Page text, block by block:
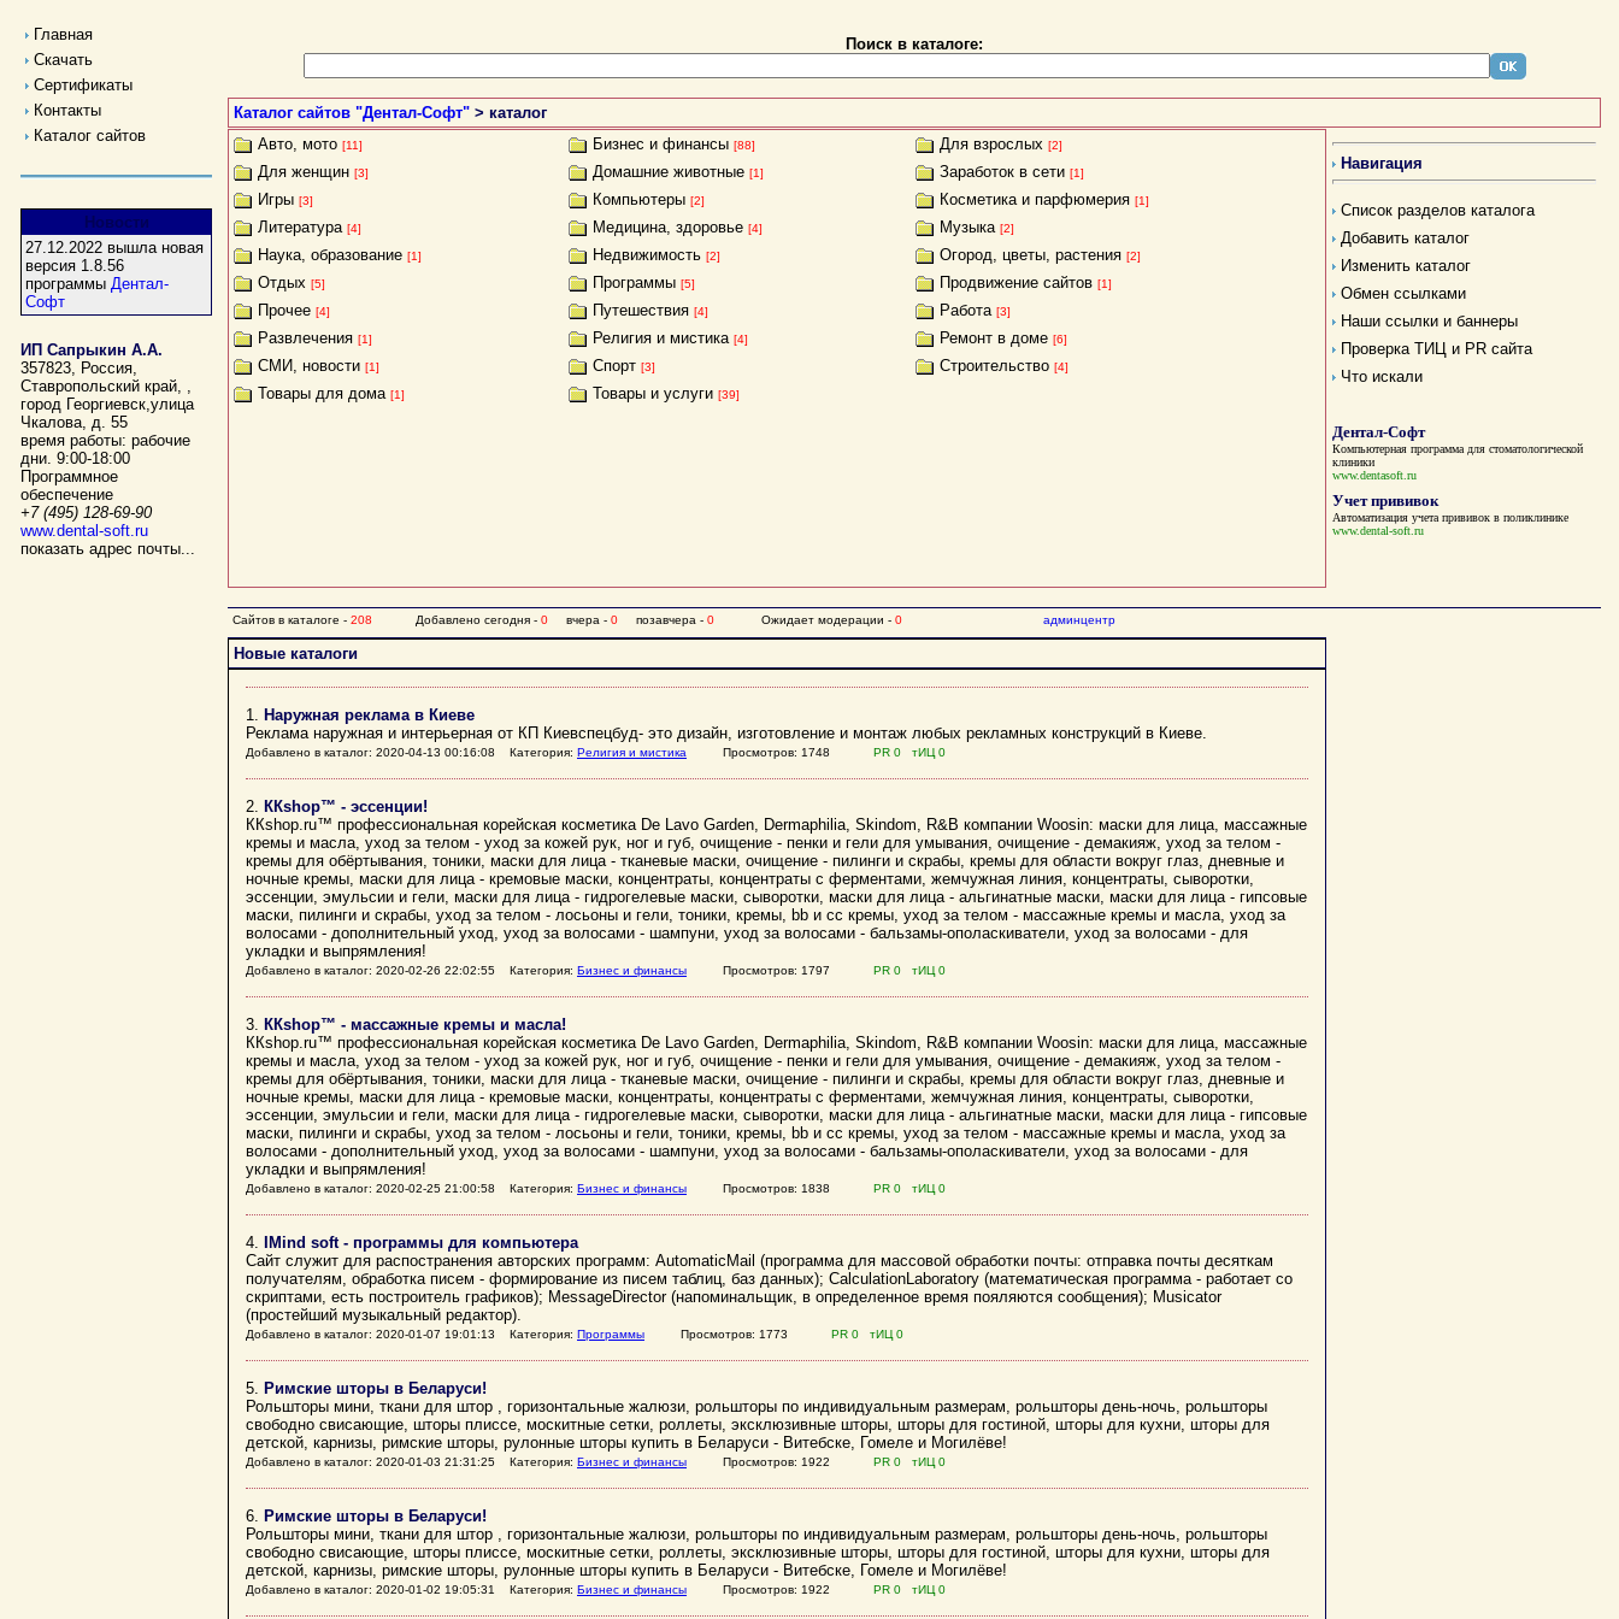
Главная
Скачать
Сертификаты
Контакты
Каталог сайтов
Новости
27.12.2022 вышла новая
версия 1.8.56
программы Дентал-
Софт
ИП Сапрыкин А.А.
357823, Россия,
Ставропольский край, ,
город Георгиевск,улица
Чкалова, д. 55
время работы: рабочие
дни. 9:00-18:00
Программное
обеспечение
+7 (495) 128-69-90
www.dental-soft.ru
показать адрес почты...
Поиск в каталоге:
Каталог сайтов "Дентал-Софт" > каталог
Авто, мото [11] Бизнес и финансы [88] Для взрослых [2]
Для женщин [3] Домашние животные [1] Заработок в сети [1]
Игры [3] Компьютеры [2] Косметика и парфюмерия [1]
Литература [4] Медицина, здоровье [4] Музыка [2]
Наука, образование [1] Недвижимость [2] Огород, цветы, растения [2]
Отдых [5] Программы [5] Продвижение сайтов [1]
Прочее [4] Путешествия [4] Работа [3]
Развлечения [1] Религия и мистика [4] Ремонт в доме [6]
СМИ, новости [1] Спорт [3] Строительство [4]
Товары для дома [1] Товары и услуги [39]
Навигация
Список разделов каталога
Добавить каталог
Изменить каталог
Обмен ссылками
Наши ссылки и баннеры
Проверка ТИЦ и PR сайта
Что искали
Дентал-Софт
Компьютерная программа для стоматологической
клиники
www.dentasoft.ru
Учет прививок
Автоматизация учета прививок в поликлинике
www.dental-soft.ru
Сайтов в каталоге - 208 Добавлено сегодня - 0 вчера - 0 позавчера - 0 Ожидает модерации - 0 админцентр
Новые каталоги
1. Наружная реклама в Киеве
Реклама наружная и интерьерная от КП Киевспецбуд- это дизайн, изготовление и монтаж любых рекламных конструкций в Киеве.
Добавлено в каталог: 2020-04-13 00:16:08 Категория: Религия и мистика Просмотров: 1748 PR 0 тИЦ 0
2. ККshop™ - эссенции!
ККshop.ru™ профессиональная корейская косметика De Lavo Garden, Dermaphilia, Skindom, R&B компании Woosin: маски для лица, массажные
кремы и масла, уход за телом - уход за кожей рук, ног и губ, очищение - пенки и гели для умывания, очищение - демакияж, уход за телом -
кремы для обёртывания, тоники, маски для лица - тканевые маски, очищение - пилинги и скрабы, кремы для области вокруг глаз, дневные и
ночные кремы, маски для лица - кремовые маски, концентраты, концентраты с ферментами, жемчужная линия, концентраты, сыворотки,
эссенции, эмульсии и гели, маски для лица - гидрогелевые маски, сыворотки, маски для лица - альгинатные маски, маски для лица - гипсовые
маски, пилинги и скрабы, уход за телом - лосьоны и гели, тоники, кремы, bb и cc кремы, уход за телом - массажные кремы и масла, уход за
волосами - дополнительный уход, уход за волосами - шампуни, уход за волосами - бальзамы-ополаскиватели, уход за волосами - для
укладки и выпрямления!
Добавлено в каталог: 2020-02-26 22:02:55 Категория: Бизнес и финансы Просмотров: 1797 PR 0 тИЦ 0
3. ККshop™ - массажные кремы и масла!
ККshop.ru™ профессиональная корейская косметика De Lavo Garden, Dermaphilia, Skindom, R&B компании Woosin: маски для лица, массажные
кремы и масла, уход за телом - уход за кожей рук, ног и губ, очищение - пенки и гели для умывания, очищение - демакияж, уход за телом -
кремы для обёртывания, тоники, маски для лица - тканевые маски, очищение - пилинги и скрабы, кремы для области вокруг глаз, дневные и
ночные кремы, маски для лица - кремовые маски, концентраты, концентраты с ферментами, жемчужная линия, концентраты, сыворотки,
эссенции, эмульсии и гели, маски для лица - гидрогелевые маски, сыворотки, маски для лица - альгинатные маски, маски для лица - гипсовые
маски, пилинги и скрабы, уход за телом - лосьоны и гели, тоники, кремы, bb и cc кремы, уход за телом - массажные кремы и масла, уход за
волосами - дополнительный уход, уход за волосами - шампуни, уход за волосами - бальзамы-ополаскиватели, уход за волосами - для
укладки и выпрямления!
Добавлено в каталог: 2020-02-25 21:00:58 Категория: Бизнес и финансы Просмотров: 1838 PR 0 тИЦ 0
4.
IMind soft - программы для компьютера
Сайт служит для распостранения авторских программ: AutomaticMail (программа для массовой обработки почты: отправка почты десяткам
получателям, обработка писем - формирование из писем таблиц, баз данных); CalculationLaboratory (математическая программа - работает со
скриптами, есть построитель графиков); MessageDirector (напоминальщик, в определенное время пояляются сообщения); Musicator
(простейший музыкальный редактор).
Добавлено в каталог: 2020-01-07 19:01:13 Категория: Программы Просмотров: 1773 PR 0 тИЦ 0
5. Римские шторы в Беларуси!
Рольшторы мини, ткани для штор , горизонтальные жалюзи, рольшторы по индивидуальным размерам, рольшторы день-ночь, рольшторы
свободно свисающие, шторы плиссе, москитные сетки, роллеты, эксклюзивные шторы, шторы для гостиной, шторы для кухни, шторы для
детской, карнизы, римские шторы, рулонные шторы купить в Беларуси - Витебске, Гомеле и Могилёве!
Добавлено в каталог: 2020-01-03 21:31:25 Категория: Бизнес и финансы Просмотров: 1922 PR 0 тИЦ 0
6. Римские шторы в Беларуси!
Рольшторы мини, ткани для штор , горизонтальные жалюзи, рольшторы по индивидуальным размерам, рольшторы день-ночь, рольшторы
свободно свисающие, шторы плиссе, москитные сетки, роллеты, эксклюзивные шторы, шторы для гостиной, шторы для кухни, шторы для
детской, карнизы, римские шторы, рулонные шторы купить в Беларуси - Витебске, Гомеле и Могилёве!
Добавлено в каталог: 2020-01-02 19:05:31 Категория: Бизнес и финансы Просмотров: 1922 PR 0 тИЦ 0